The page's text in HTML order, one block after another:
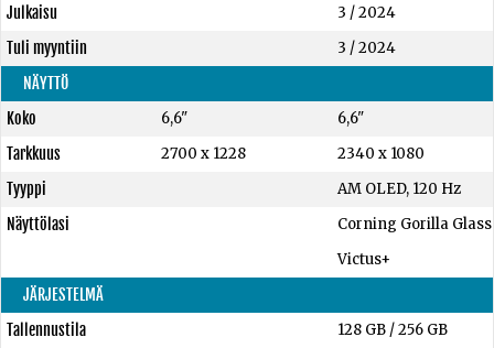
Julkaisu
3 / 2024
Tuli myyntiin
3 / 2024
NÄYTTÖ
Koko
6,6"
6,6"
Tarkkuus
2700 x 1228
2340 x 1080
Tyyppi
AM OLED, 120 Hz
Näyttölasi
Corning Gorilla Glass
Victus+
JÄRJESTELMÄ
Tallennustila
128 GB /256 GB